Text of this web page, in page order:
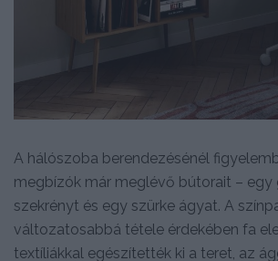
A hálószoba berendezésénél
megbízók már meglévő bútorait – egy
szekrényt és egy szürke ágyat. A
változatosabbá tétele érdekében fa
textíliákkal egészítették ki a teret, az